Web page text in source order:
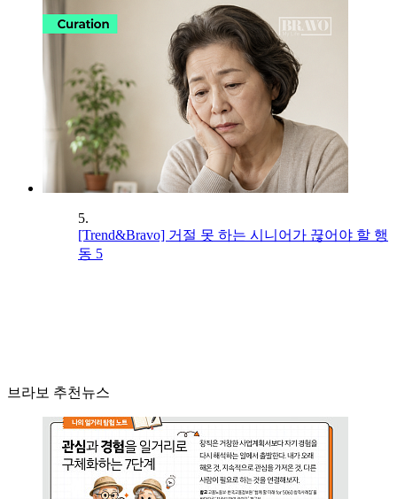
5.
[Trend&Bravo] 거절 못 하는 시니어가 끊어야 할 행
동 5
브라보 추천뉴스